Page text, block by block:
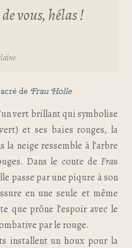
vous, hélas !
de Frau Holle
vert brillant qui symbolise
et ses baies rouges, la
neige ressemble à l’arbre
Dans le conte de Frau
passe par une piqure à son
en une seule et même
que prône l’espoir avec le
par le rouge.
installent un houx pour la